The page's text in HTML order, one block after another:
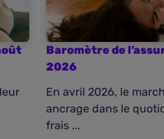
Baromètre de
2026
En avril 2026, le
ancrage dans le
frais ...